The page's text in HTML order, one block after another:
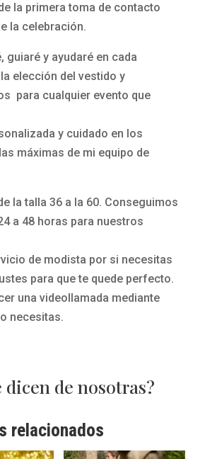
la primera toma de contacto
la celebración.
guiaré y ayudaré en cada
elección del vestido y
para cualquier evento que
y cuidado en los
máximas de mi equipo de
la talla 36 a la 60. Conseguimos
a 48 horas para nuestros
de modista por si necesitas
para que te quede perfecto.
una videollamada mediante
necesitas.
dicen de nosotras?
relacionados